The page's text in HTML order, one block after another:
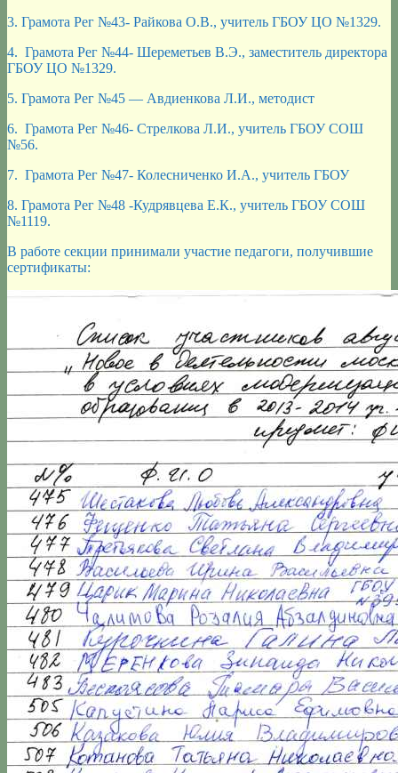
3. Грамота Рег №43- Райкова О.В., учитель ГБОУ ЦО №1329.
4. Грамота Рег №44- Шереметьев В.Э., заместитель директора
ГБОУ ЦО №1329.
5. Грамота Рег №45 — Авдиенкова Л.И., методист
6. Грамота Рег №46- Стрелкова Л.И., учитель ГБОУ СОШ
№56.
7. Грамота Рег №47- Колесниченко И.А., учитель ГБОУ
8. Грамота Рег №48 -Кудрявцева Е.К., учитель ГБОУ СОШ
№1119.
В работе секции принимали участие педагоги, получившие
сертификаты: